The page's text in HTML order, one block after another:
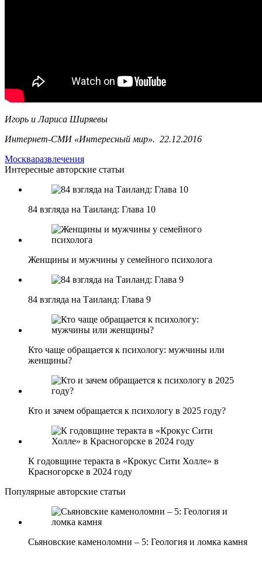
Игорь и Лариса Ширяевы
Интернет-СМИ «Интересный мир». 22.12.2016
Москваразвлечения
Интересные авторские статьи
84 взгляда на Таиланд: Глава 10
Женщины и мужчины у семейного психолога
84 взгляда на Таиланд: Глава 9
Кто чаще обращается к психологу: мужчины или
женщины?
Кто и зачем обращается к психологу в 2025 году?
К годовщине теракта в «Крокус Сити Холле» в
Красногорске в 2024 году
Популярные авторские статьи
Сьяновские каменоломни – 5: Геология и ломка камня